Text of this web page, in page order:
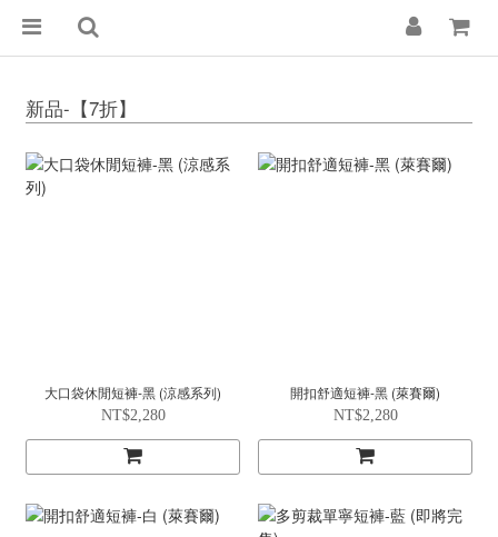
新品-【7折】
大口袋休閒短褲-黑 (涼感系列)
NT$2,280
開扣舒適短褲-黑 (萊賽爾)
NT$2,280